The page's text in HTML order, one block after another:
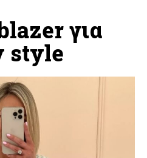
για
style